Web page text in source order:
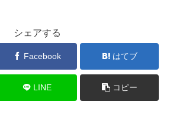
シェアする
Facebook はてブ
LINE コピー